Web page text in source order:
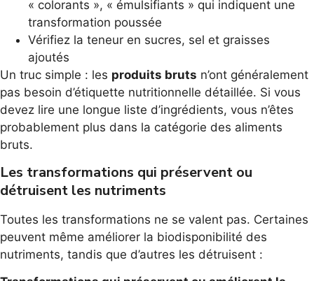
« colorants », « émulsifiants » qui indiquent une
transformation poussée
Vérifiez la teneur en sucres, sel et graisses
ajoutés
Un truc simple : les produits bruts n’ont généralement
pas besoin d’étiquette nutritionnelle détaillée. Si vous
devez lire une longue liste d’ingrédients, vous n’êtes
probablement plus dans la catégorie des aliments
bruts.
Les transformations qui préservent ou
détruisent les nutriments
Toutes les transformations ne se valent pas. Certaines
peuvent même améliorer la biodisponibilité des
nutriments, tandis que d’autres les détruisent :